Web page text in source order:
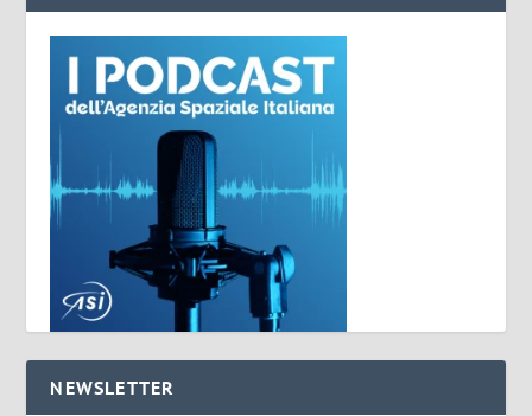
NEWSLETTER